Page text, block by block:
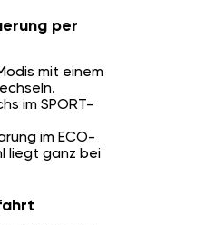
per
mit einem
im SPORT-
im ECO-
liegt ganz bei